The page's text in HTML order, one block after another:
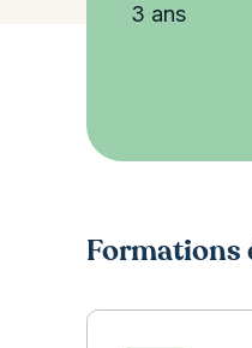
3 ans
Formations